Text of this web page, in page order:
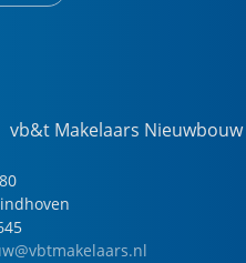
vb&t Makelaars Nieuwbouw